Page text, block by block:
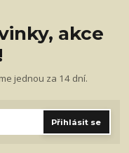
akce
jednou za 14 dní.
Přihlásit se